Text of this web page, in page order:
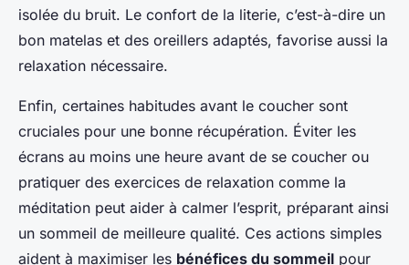
isolée du bruit. Le confort de la literie, c’est-à-dire un
bon matelas et des oreillers adaptés, favorise aussi la
relaxation nécessaire.
Enfin, certaines habitudes avant le coucher sont
cruciales pour une bonne récupération. Éviter les
écrans au moins une heure avant de se coucher ou
pratiquer des exercices de relaxation comme la
méditation peut aider à calmer l’esprit, préparant ainsi
un sommeil de meilleure qualité. Ces actions simples
aident à maximiser les bénéfices du sommeil pour